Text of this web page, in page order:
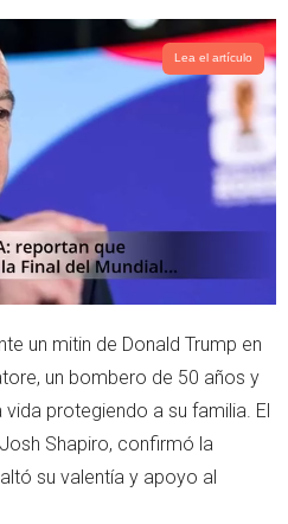
Lea el artículo
un mitin de Donald Trump en
un bombero de 50 años y
protegiendo a su familia. El
Shapiro, confirmó la
su valentía y apoyo al